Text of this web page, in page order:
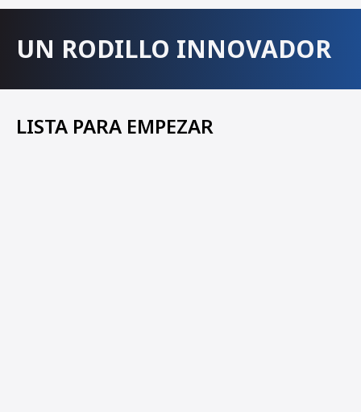
UN RODILLO INNOVADOR
LISTA PARA EMPEZAR